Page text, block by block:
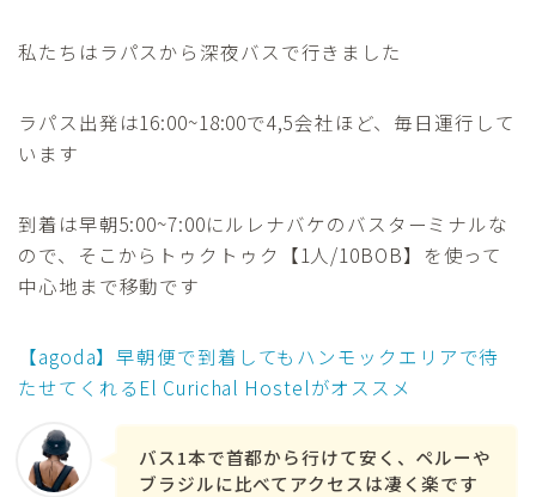
私たちはラパスから深夜バスで行きました
ラパス出発は16:00~18:00で4,5会社ほど、毎日運行して
います
到着は早朝5:00~7:00にルレナバケのバスターミナルな
ので、そこからトゥクトゥク【1人/10BOB】を使って
中心地まで移動です
【agoda】早朝便で到着してもハンモックエリアで待
たせてくれるEl Curichal Hostelがオススメ
バス1本で首都から行けて安く、ペルーや
ブラジルに比べてアクセスは凄く楽です